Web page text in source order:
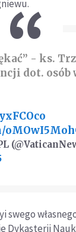
- ks.
dot. osób
swego
Dykasterii